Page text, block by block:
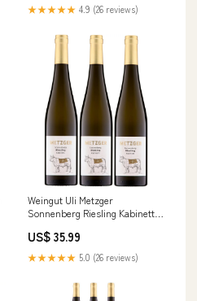
★★★★★ 4.9 (26 reviews)
Weingut Uli Metzger
Sonnenberg Riesling Kabinett
Deutschland (3 x 0,75l) Pastete
vom Wildschwein mit Pilzen
US$ 35.99
★★★★★ 5.0 (26 reviews)